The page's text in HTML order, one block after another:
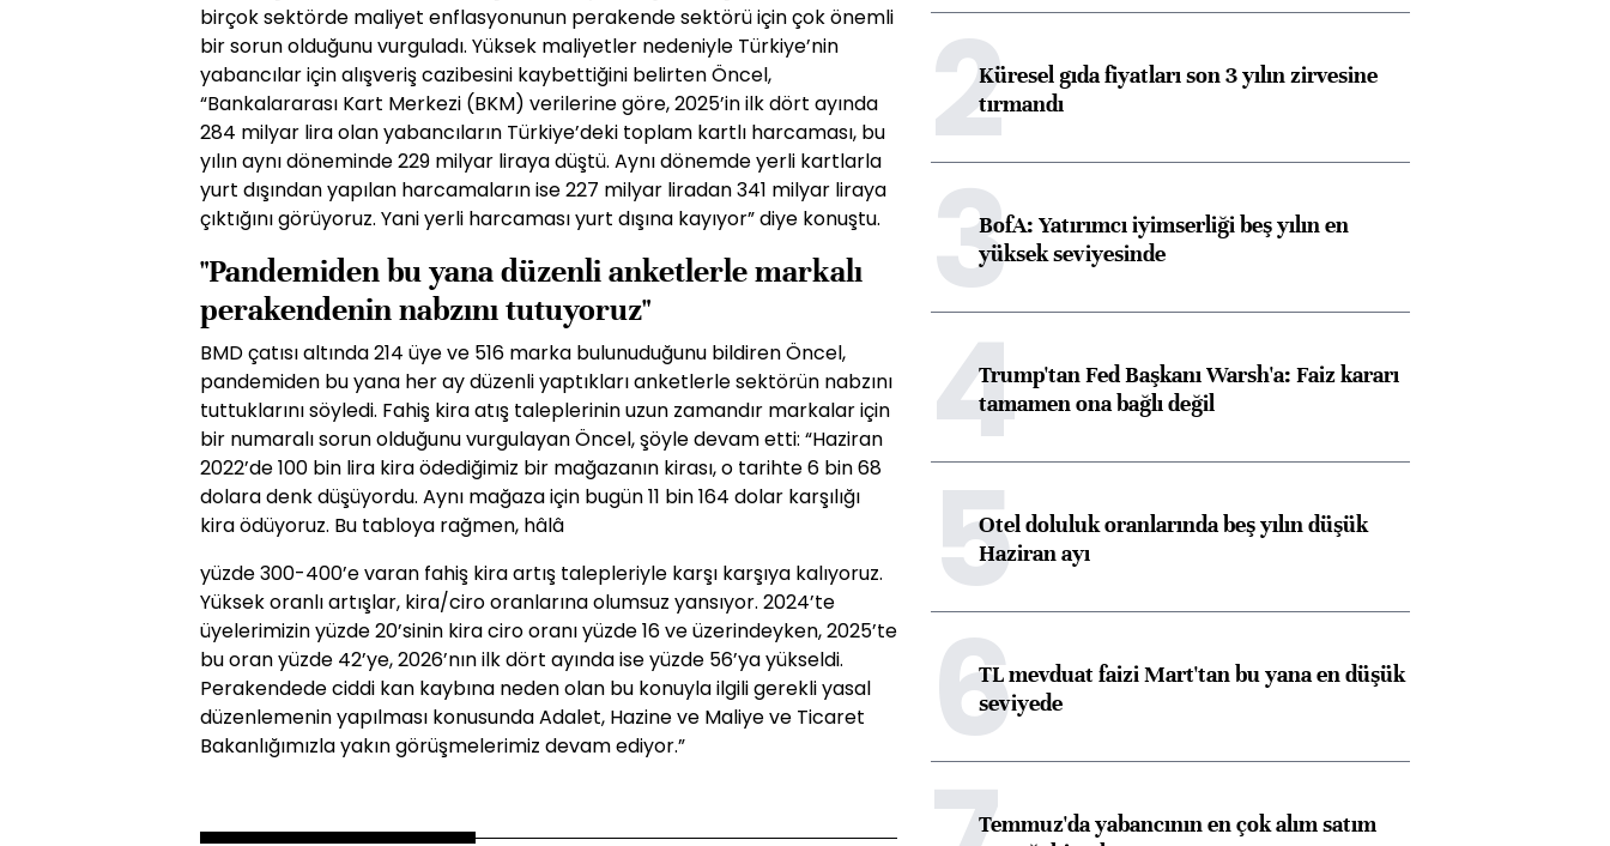
birçok sektörde maliyet enflasyonunun perakende sektörü için çok önemli
bir sorun olduğunu vurguladı. Yüksek maliyetler nedeniyle Türkiye’nin
yabancılar için alışveriş cazibesini kaybettiğini belirten Öncel,
“Bankalararası Kart Merkezi (BKM) verilerine göre, 2025’in ilk dört ayında
284 milyar lira olan yabancıların Türkiye’deki toplam kartlı harcaması, bu
yılın aynı döneminde 229 milyar liraya düştü. Aynı dönemde yerli kartlarla
yurt dışından yapılan harcamaların ise 227 milyar liradan 341 milyar liraya
çıktığını görüyoruz. Yani yerli harcaması yurt dışına kayıyor” diye konuştu.
"Pandemiden bu yana düzenli anketlerle markalı
perakendenin nabzını tutuyoruz"
BMD çatısı altında 214 üye ve 516 marka bulunuduğunu bildiren Öncel,
pandemiden bu yana her ay düzenli yaptıkları anketlerle sektörün nabzını
tuttuklarını söyledi. Fahiş kira atış taleplerinin uzun zamandır markalar için
bir numaralı sorun olduğunu vurgulayan Öncel, şöyle devam etti: “Haziran
2022’de 100 bin lira kira ödediğimiz bir mağazanın kirası, o tarihte 6 bin 68
dolara denk düşüyordu. Aynı mağaza için bugün 11 bin 164 dolar karşılığı
kira ödüyoruz. Bu tabloya rağmen, hâlâ
yüzde 300-400’e varan fahiş kira artış talepleriyle karşı karşıya kalıyoruz.
Yüksek oranlı artışlar, kira/ciro oranlarına olumsuz yansıyor. 2024’te
üyelerimizin yüzde 20’sinin kira ciro oranı yüzde 16 ve üzerindeyken, 2025’te
bu oran yüzde 42’ye, 2026’nın ilk dört ayında ise yüzde 56’ya yükseldi.
Perakendede ciddi kan kaybına neden olan bu konuyla ilgili gerekli yasal
düzenlemenin yapılması konusunda Adalet, Hazine ve Maliye ve Ticaret
Bakanlığımızla yakın görüşmelerimiz devam ediyor.”
2Küresel gıda fiyatları son 3 yılın zirvesine
tırmandı
3BofA: Yatırımcı iyimserliği beş yılın en
yüksek seviyesinde
4Trump'tan Fed Başkanı Warsh'a: Faiz kararı
tamamen ona bağlı değil
5Otel doluluk oranlarında beş yılın düşük
Haziran ayı
6TL mevduat faizi Mart'tan bu yana en düşük
seviyede
Temmuz'da yabancının en çok alım satım